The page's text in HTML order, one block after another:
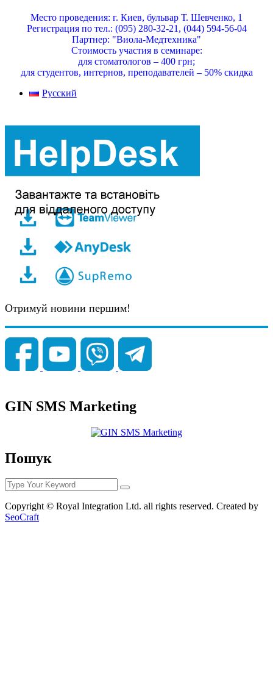
Место проведения: г. Киев, бульвар Т. Шевченко, 1
Регистрация по тел.: (095) 280-32-21, (044) 594-56-04
Партнер: "Виола-Медтехника"
Стоимость участия в семинаре:
для стоматологов – 400 грн;
для студентов, интернов, преподавателей – 50% скидка
Русский
Отримуй новини першим!
GIN SMS Marketing
Пошук
Copyright © Royal Integration Ltd. all rights reserved. Created by
SeoCraft